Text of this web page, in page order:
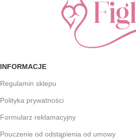
INFORMACJE
Regulamin sklepu
Polityka prywatności
Formularz reklamacyjny
Pouczenie od odstąpienia od umowy